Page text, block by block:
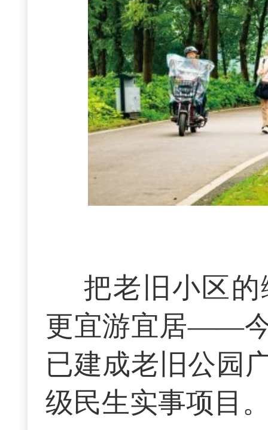
把老旧小区
更宜游宜居——今
已建成老旧公园
级民生实事项目